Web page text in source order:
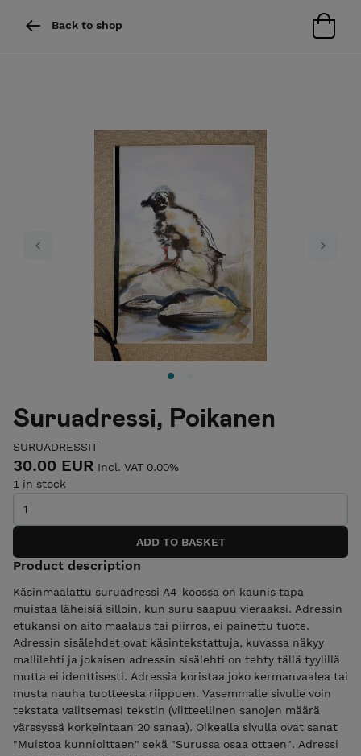
Back to shop
Previous Next
Suruadressi, Poikanen
SURUADRESSIT
30.00 EUR Incl. VAT 0.00%
1 in stock
Product description
Käsinmaalattu suruadressi A4-koossa on kaunis tapa
muistaa läheisiä silloin, kun suru saapuu vieraaksi. Adressin
etukansi on aito maalaus tai piirros, ei painettu tuote.
Adressin sisälehdet ovat käsintekstattuja, kuvassa näkyy
mallilehti ja jokaisen adressin sisälehti on tehty tällä tyylillä
mutta ei identtisesti. Adressia koristaa joko kermanvaalea tai
musta nauha tuotteesta riippuen. Vasemmalle sivulle voin
tekstata valitsemasi tekstin (viitteellinen sanojen määrä
värssyssä korkeintaan 20 sanaa). Oikealla sivulla ovat sanat
"Muistoa kunnioittaen" sekä "Surussa osaa ottaen". Adressi